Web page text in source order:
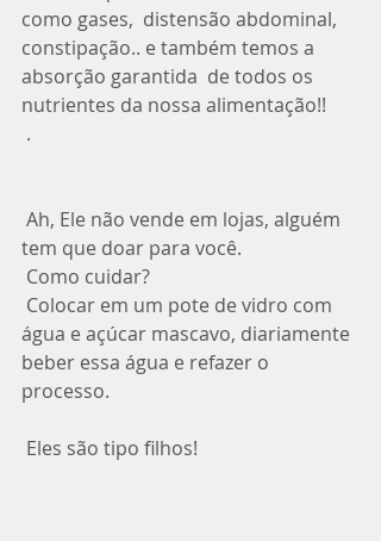
como gases,  distensão abdominal,
constipação.. e também temos a
absorção garantida  de todos os
nutrientes da nossa alimentação!!
.
tem que doar para você.
Como cuidar?
água e açúcar mascavo, diariamente
beber essa água e refazer o
processo.
Eles são tipo filhos!